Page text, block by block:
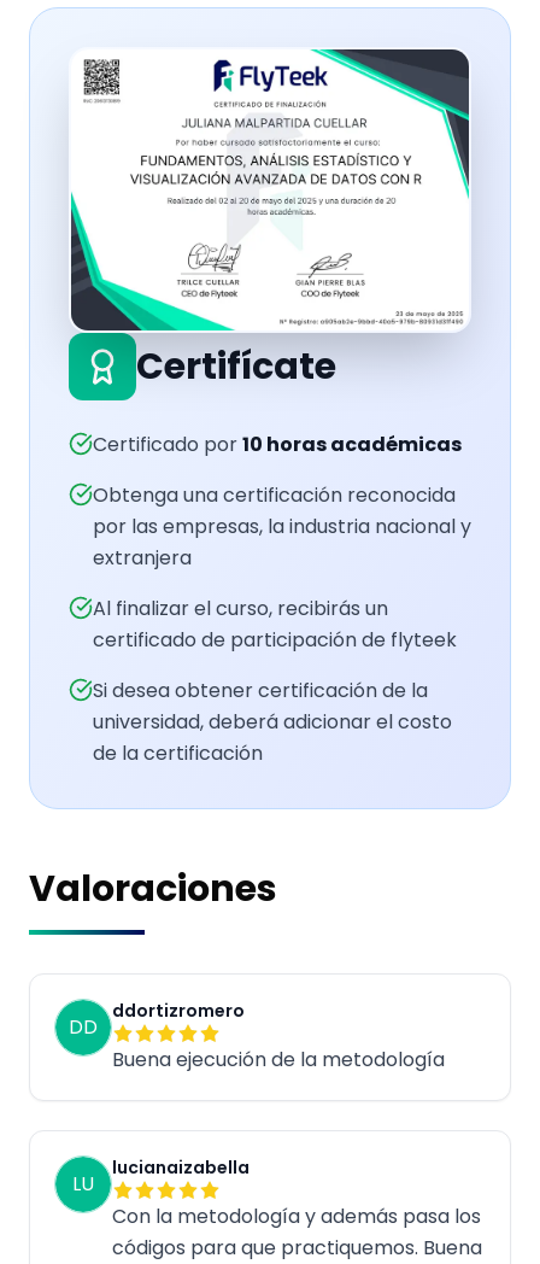
Certifícate
Certificado por10 horas académicas
Obtenga una certificación reconocida
por las empresas, la industria nacional y
extranjera
Al finalizar el curso, recibirás un
certificado de participación de flyteek
Si desea obtener certificación de la
universidad, deberá adicionar el costo
de la certificación
Valoraciones
DD
ddortizromero
Buena ejecución de la metodología
LU
lucianaizabella
Con la metodología y además pasa los
códigos para que practiquemos. Buena